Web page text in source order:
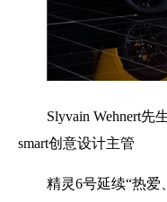
Slyvain Wehnert先
smart创意设计主管
精灵6号延续“热爱